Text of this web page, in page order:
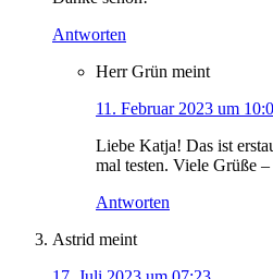
Antworten
Herr Grün meint
11. Februar 2023 um
Liebe Katja! Das ist
mal testen. Viele Grüße
Antworten
Astrid meint